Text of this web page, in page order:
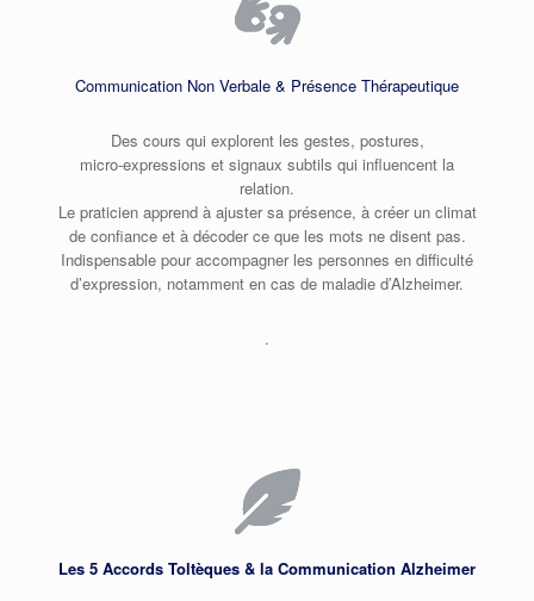
Communication Non Verbale & Présence Thérapeutique
Des cours qui explorent les gestes, postures,
micro‑expressions et signaux subtils qui influencent la
relation.
Le praticien apprend à ajuster sa présence, à créer un climat
de confiance et à décoder ce que les mots ne disent pas.
Indispensable pour accompagner les personnes en difficulté
d’expression, notamment en cas de maladie d’Alzheimer.
.
Les 5 Accords Toltèques & la Communication Alzheimer